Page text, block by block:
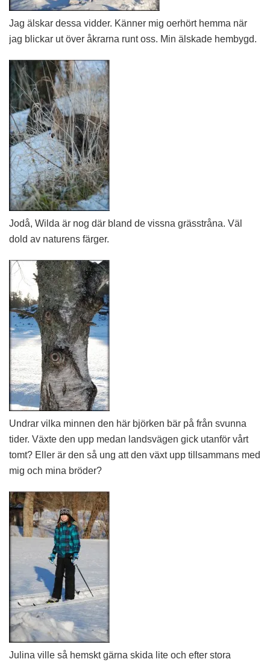
Jag älskar dessa vidder. Känner mig oerhört hemma när
jag blickar ut över åkrarna runt oss. Min älskade hembygd.
Jodå, Wilda är nog där bland de vissna grässtråna. Väl
dold av naturens färger.
Undrar vilka minnen den här björken bär på från svunna
tider. Växte den upp medan landsvägen gick utanför vårt
tomt? Eller är den så ung att den växt upp tillsammans med
mig och mina bröder?
Julina ville så hemskt gärna skida lite och efter stora